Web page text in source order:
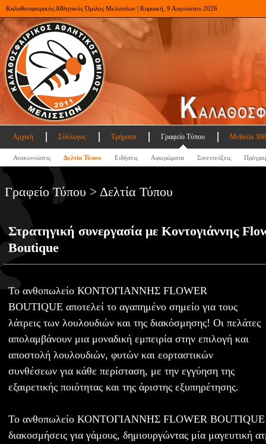
Καλαθοσφαιρικός Αθλητικός Όμιλος Μελισσίων | Κυριακή, 9 Αυγούστου 2026
Αρχική Σύλλογος Τμήματα Γραφείο Τύπου Melissia
Ανακοινώσεις Δελτία Τύπου Ειδήσεις Αφιερώματα Συνεντεύξεις
Γραφείο Τύπου > Δελτία Τύπου
Στρατηγική συνεργασία με Κοντογιάννης
Boutique
Το ανθοπωλείο ΚΟΝΤΟΓΙΑΝΝΗΣ FLOWER
BOUTIQUE αποτελεί το αγαπημένο σημείο για τους
λάτρεις των λουλουδιών και της διακόσμησης! Οι πελάτες
απολαμβάνουν μια μοναδική εμπειρία στην επιλογή και
αποστολή λουλουδιών, φυτών και εορταστικών
συνθέσεων για κάθε περίσταση, με την εγγύηση της
εξαιρετικής ποιότητας και της άριστης εξυπηρέτησης.
Το ανθοπωλείο ΚΟΝΤΟΓΙΑΝΝΗΣ FLOWER BOUTIQUE
διακοσμήσεις για γάμους, δημιουργώντας μία μαγευτική